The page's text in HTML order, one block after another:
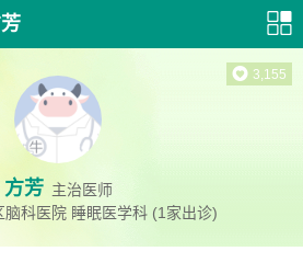
方芳 主治医师
脑科医院 睡眠医学科 (1家出诊)
3,155